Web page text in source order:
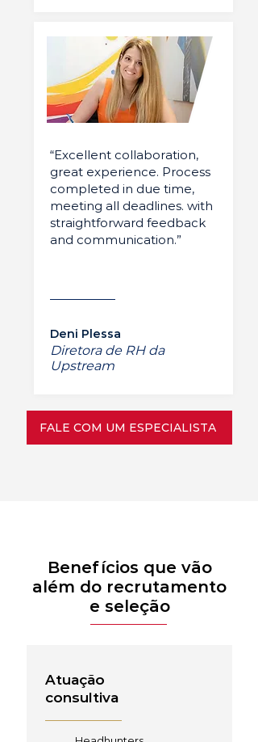
“Excellent collaboration,
great experience. Process
completed in due time,
meeting all deadlines. with
straightforward feedback
and communication.”
Deni Plessa
Diretora de RH da
Upstream
FALE COM UM ESPECIALISTA
Benefícios que vão
além do recrutamento
e seleção
Atuação
consultiva